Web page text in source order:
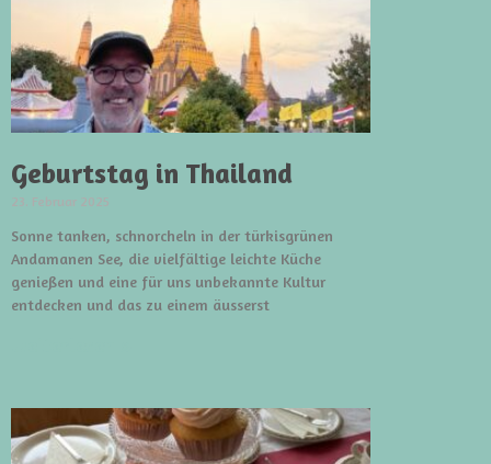
Geburtstag in Thailand
23. Februar 2025
Sonne tanken, schnorcheln in der türkisgrünen
Andamanen See, die vielfältige leichte Küche
genießen und eine für uns unbekannte Kultur
entdecken und das zu einem äusserst